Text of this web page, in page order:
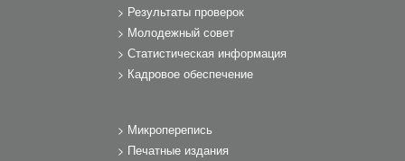
Результаты проверок
Молодежный совет
Статистическая информация
Кадровое обеспечение
Микроперепись
Печатные издания